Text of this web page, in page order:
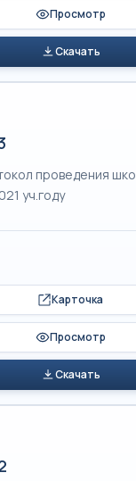
Просмотр
Скачать
проведения
уч.году
Карточка
Просмотр
Скачать